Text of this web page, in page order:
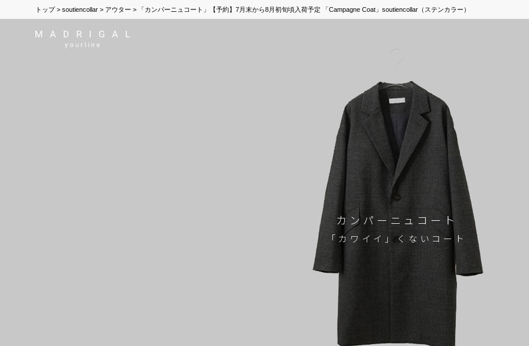
トップ soutiencollar アウター 「カンパーニュコート」【予約】7月末から8月初旬頃入荷予定 「Campagne Coat」soutiencollar（ステンカラー）
カンパーニュコート
「カワイイ」くないコート